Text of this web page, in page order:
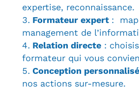
expertise, reconnaissance.
Formateur expert :
management de
Relation directe:
formateur qui vous
Conception
nos actions sur-mesure.